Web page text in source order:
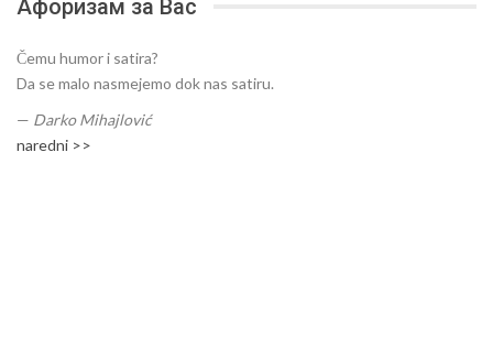
Афоризам за Вас
Čemu humor i satira?
Da se malo nasmejemo dok nas satiru.
— Darko Mihajlović
naredni >>